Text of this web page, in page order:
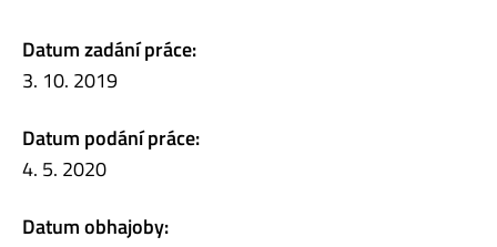
Datum zadání práce:
3. 10. 2019
Datum podání práce:
4. 5. 2020
Datum obhajoby: